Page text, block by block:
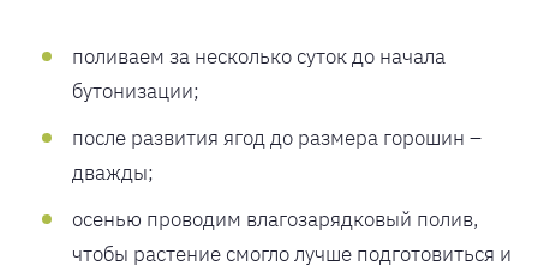
поливаем за несколько суток до начала
бутонизации;
после развития ягод до размера горошин –
дважды;
осенью проводим влагозарядковый полив,
чтобы растение смогло лучше подготовиться и